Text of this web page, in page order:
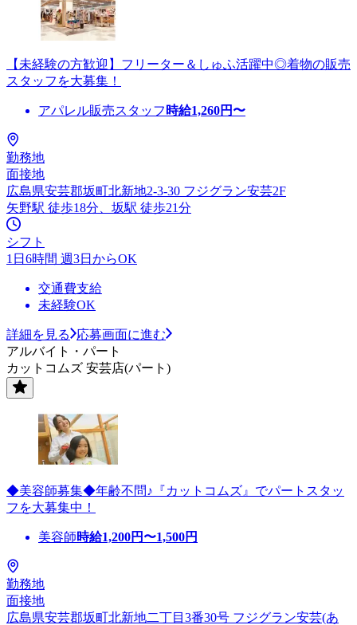
【未経験の方歓迎】フリーター＆しゅふ活躍中◎着物の販売
スタッフを大募集！
アパレル販売スタッフ 時給1,260円〜
勤務地
面接地
広島県安芸郡坂町北新地2-3-30 フジグラン安芸2F
矢野駅 徒歩18分、坂駅 徒歩21分
シフト
1日6時間 週3日からOK
交通費支給
未経験OK
詳細を見る
応募画面に進む
アルバイト・パート
カットコムズ 安芸店(パート)
◆美容師募集◆年齢不問♪『カットコムズ』でパートスタッ
フを大募集中！
美容師時給1,200円〜1,500円
勤務地
面接地
広島県安芸郡坂町北新地二丁目3番30号 フジグラン安芸(あ